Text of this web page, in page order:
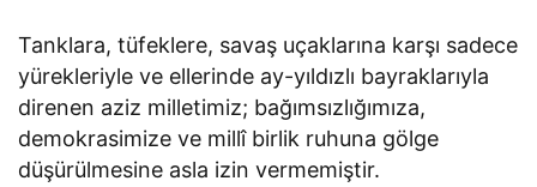
Tanklara, tüfeklere, savaş uçaklarına karşı sadece
yürekleriyle ve ellerinde ay-yıldızlı bayraklarıyla
direnen aziz milletimiz; bağımsızlığımıza,
demokrasimize ve millî birlik ruhuna gölge
düşürülmesine asla izin vermemiştir.